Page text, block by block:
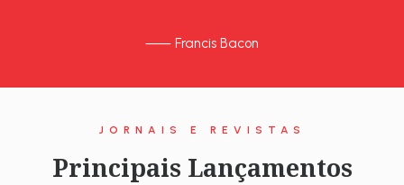
⸺ Francis Bacon
JORNAIS E REVISTAS
Principais Lançamentos